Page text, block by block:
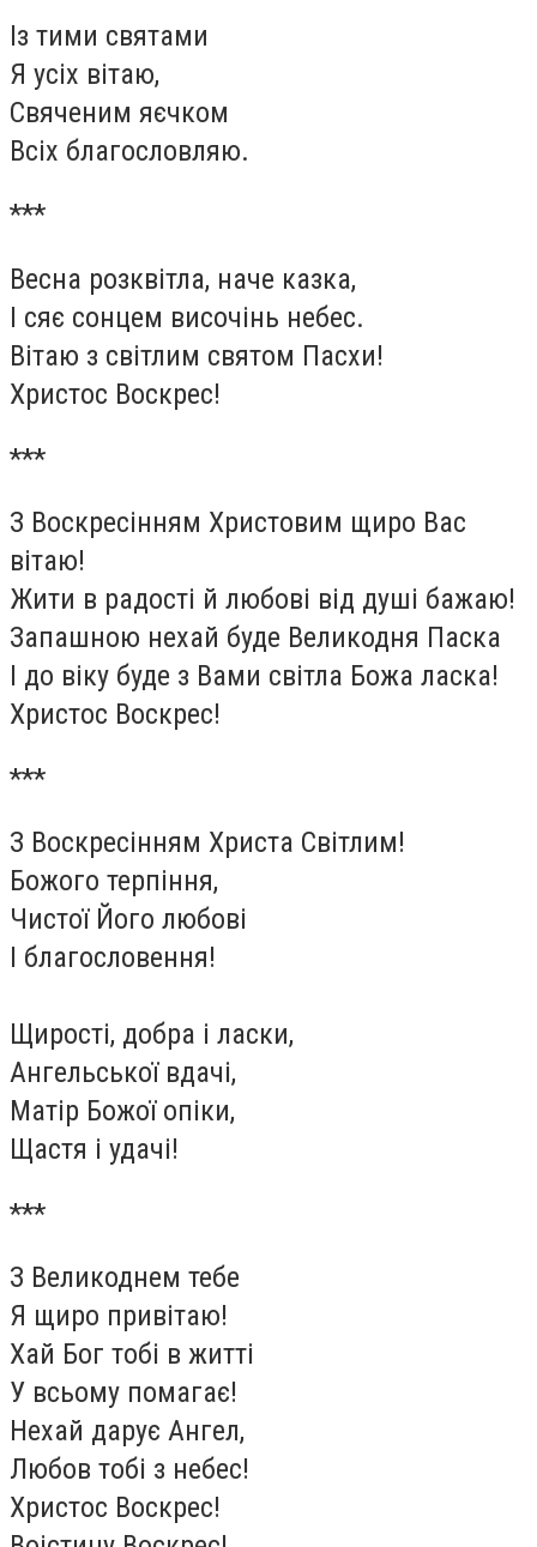
Із тими святами
Я усіх вітаю,
Свяченим яєчком
Всіх благословляю.
***
Весна розквітла, наче казка,
І сяє сонцем височінь небес.
Вітаю з світлим святом Пасхи!
Христос Воскрес!
***
З Воскресінням Христовим щиро Вас
вітаю!
Жити в радості й любові від душі бажаю!
Запашною нехай буде Великодня Паска
І до віку буде з Вами світла Божа ласка!
Христос Воскрес!
***
З Воскресінням Христа Світлим!
Божого терпіння,
Чистої Його любові
І благословення!
Щирості, добра і ласки,
Ангельської вдачі,
Матір Божої опіки,
Щастя і удачі!
***
З Великоднем тебе
Я щиро привітаю!
Хай Бог тобі в житті
У всьому помагає!
Нехай дарує Ангел,
Любов тобі з небес!
Христос Воскрес!